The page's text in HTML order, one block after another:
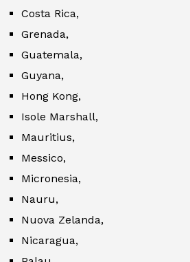
Costa Rica,
Grenada,
Guatemala,
Guyana,
Hong Kong,
Isole Marshall,
Mauritius,
Messico,
Micronesia,
Nauru,
Nuova Zelanda,
Nicaragua,